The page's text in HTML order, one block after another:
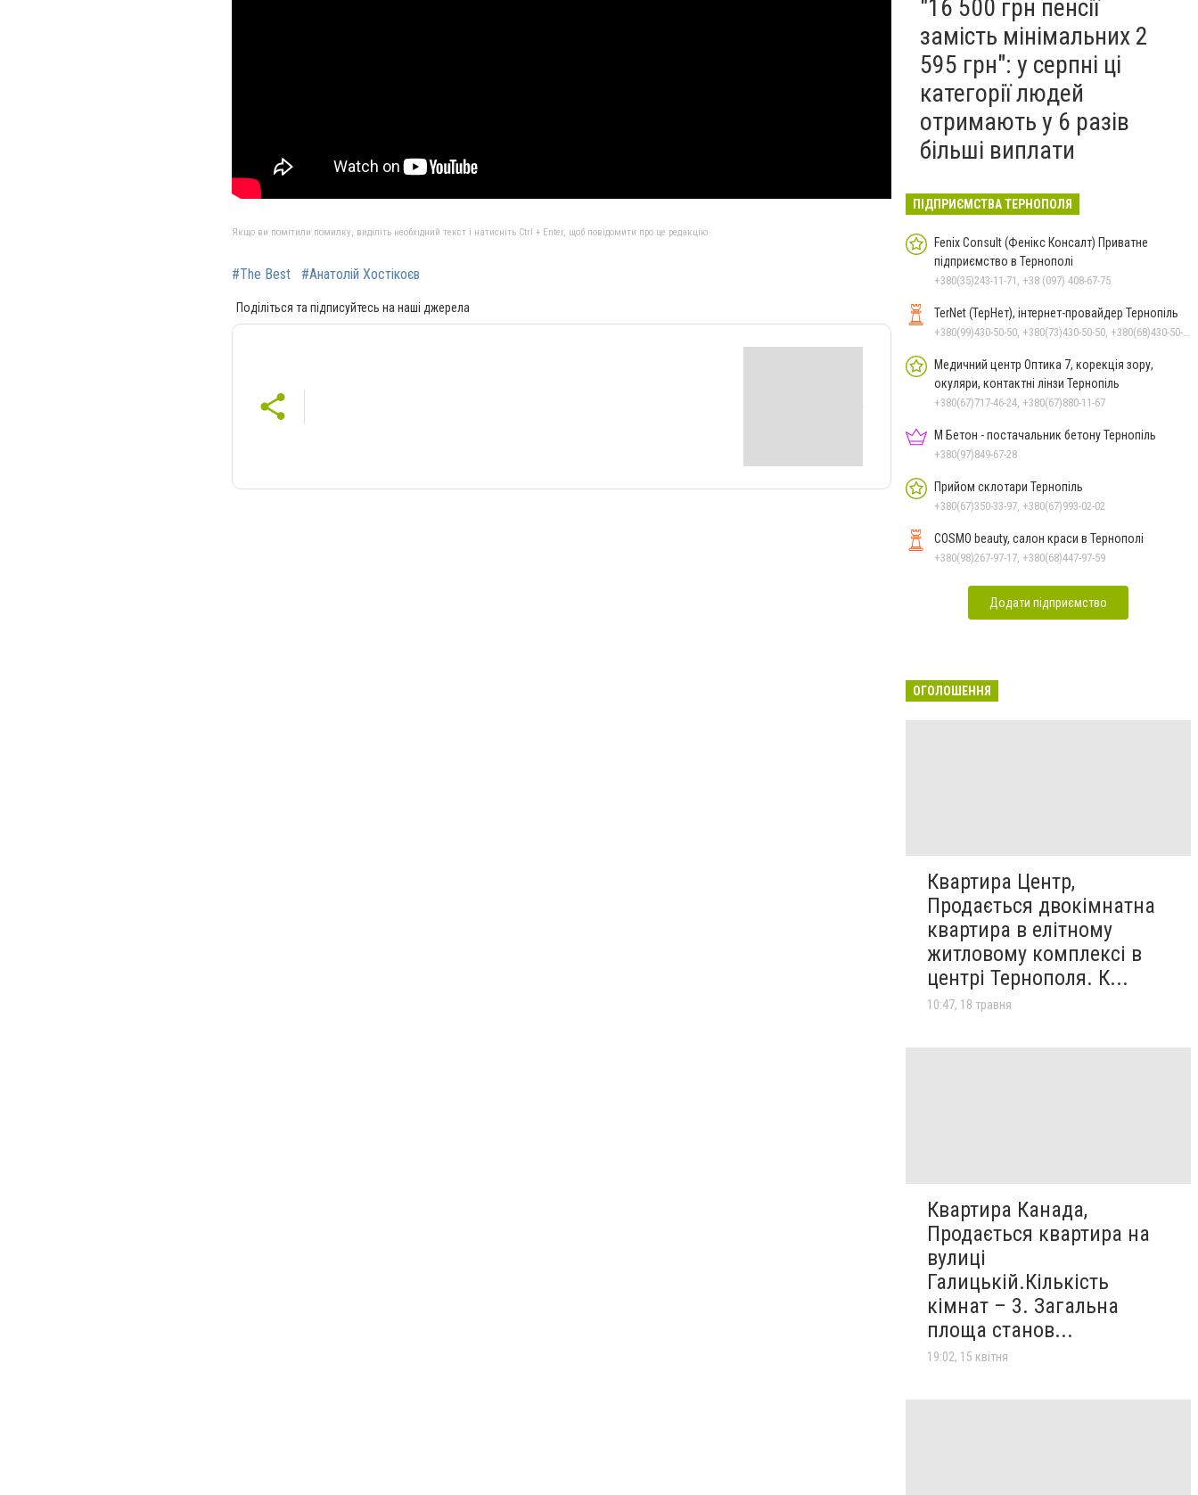
Якщо ви помітили помилку, виділіть необхідний текст і натисніть Ctrl + Enter, щоб повідомити про це редакцію
#The Best #Анатолій Хостікоєв
Поділіться та підписуйтесь на наші джерела
"16 500 грн пенсії
замість мінімальних 2
595 грн": у серпні ці
категорії людей
отримають у 6 разів
більші виплати
ПІДПРИЄМСТВА ТЕРНОПОЛЯ
Fenix Consult (Фенікс Консалт) Приватне
підприємство в Тернополі
+380(35)243-11-71, +38 (097) 408-67-75
TerNet (ТерНет), інтернет-провайдер Тернопіль
+380(99)430-50-50, +380(73)430-50-50, +380(68)430-50-50
Медичний центр Оптика 7, корекція зору,
окуляри, контактні лінзи Тернопіль
+380(67)717-46-24, +380(67)880-11-67
М Бетон - постачальник бетону Тернопіль
+380(97)849-67-28
Прийом склотари Тернопіль
+380(67)350-33-97, +380(67)993-02-02
COSMO beauty, салон краси в Тернополі
+380(98)267-97-17, +380(68)447-97-59
Додати підприємство
ОГОЛОШЕННЯ
Квартира Центр,
Продається двокімнатна
квартира в елітному
житловому комплексі в
центрі Тернополя. К...
10:47, 18 травня
Квартира Канада,
Продається квартира на
вулиці
Галицькій.Кількість
кімнат – 3. Загальна
площа станов...
19:02, 15 квітня